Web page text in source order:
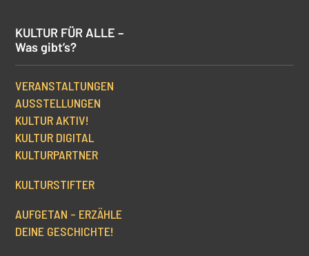
KULTUR FÜR ALLE –
Was gibt’s?
VERANSTALTUNGEN
AUSSTELLUNGEN
KULTUR AKTIV!
KULTUR DIGITAL
KULTURPARTNER
KULTURSTIFTER
AUFGETAN – ERZÄHLE
DEINE GESCHICHTE!